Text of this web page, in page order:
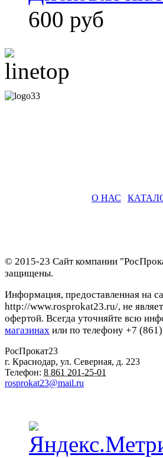
600 руб
О НАС
© 2015-23 Сайт компании
защищены.
Информация, предоставленная на
http://www.rosprokat23.ru/, не
офертой. Всегда уточняйте всю
магазинах или по телефону +7
РосПрокат23
г. Краснодар, ул. Северная, д. 223
Телефон: 8 861 201-25-01
rosprokat23@mail.ru